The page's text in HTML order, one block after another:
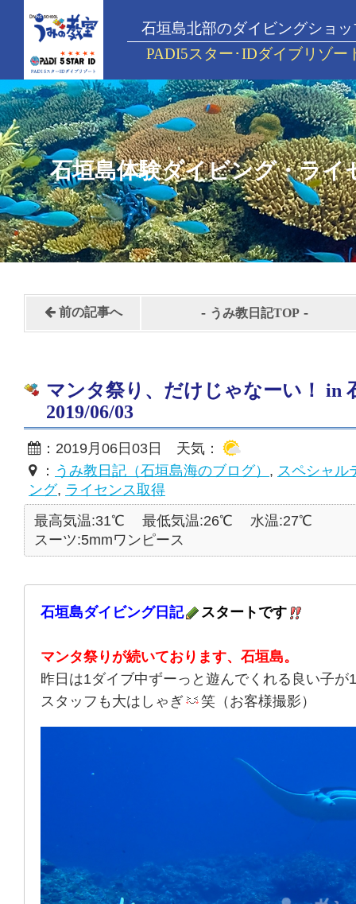
石垣島北部のダイビングショッ
PADI5スター･IDダイブリゾー
石垣島体験ダイビング・ライ
前の記事へ - うみ教日記TOP -
マンタ祭り、だけじゃなーい！
2019/06/03
：2019月06日03日 天気：
： うみ教日記（石垣島海のブログ） , スペシャル
ング, ライセンス取得
最高気温:31℃
最低気温:26℃
水温:27℃
スーツ:5mmワンピース
石垣島ダイビング日記 スタートです
マンタ祭りが続いております、石垣島。
昨日は1ダイブ中ずーっと遊んでくれる良い子が
スタッフも大はしゃぎ
笑（お客様撮影）